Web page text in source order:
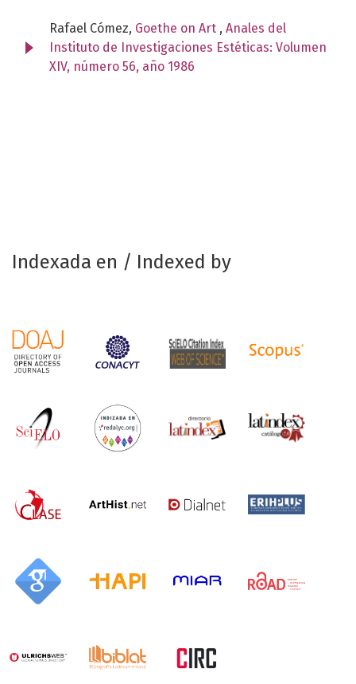
Rafael Cómez, Goethe on Art , Anales del
Instituto de Investigaciones Estéticas: Volumen
XIV, número 56, año 1986
Indexada en / Indexed by